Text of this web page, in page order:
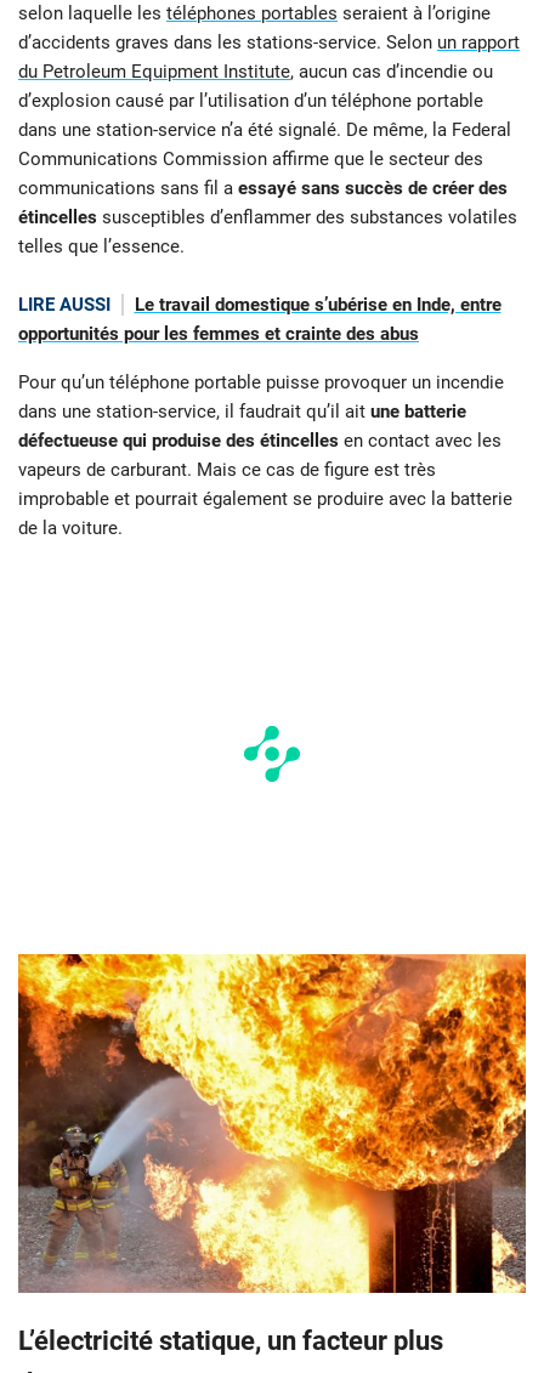
selon laquelle les téléphones portables seraient à l’origine
d’accidents graves dans les stations-service. Selon un rapport
du Petroleum Equipment Institute, aucun cas d’incendie ou
d’explosion causé par l’utilisation d’un téléphone portable
dans une station-service n’a été signalé. De même, la Federal
Communications Commission affirme que le secteur des
communications sans fil a essayé sans succès de créer des
étincelles susceptibles d’enflammer des substances volatiles
telles que l’essence.
LIRE AUSSI
Le travail domestique s’ubérise en Inde, entre
opportunités pour les femmes et crainte des abus
Pour qu’un téléphone portable puisse provoquer un incendie
dans une station-service, il faudrait qu’il ait une batterie
défectueuse qui produise des étincelles en contact avec les
vapeurs de carburant. Mais ce cas de figure est très
improbable et pourrait également se produire avec la batterie
de la voiture.
L’électricité statique, un facteur plus